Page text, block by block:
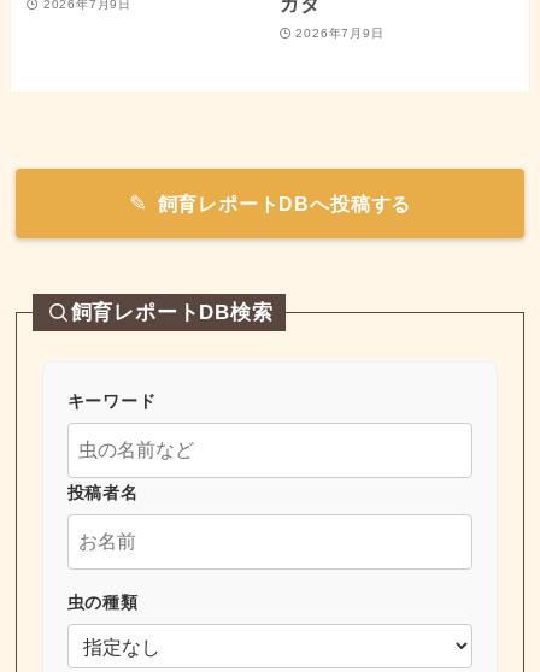
2026年7月9日
2026年7月9日
飼育レポートDBへ投稿する
飼育レポートDB検索
キーワード
投稿者名
虫の種類